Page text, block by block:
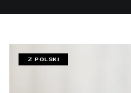
Z POLSKI